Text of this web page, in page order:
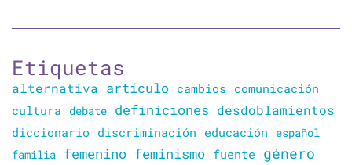
Etiquetas
alternativa artículo cambios comunicación
cultura debate definiciones desdoblamientos
diccionario discriminación educación
español
familia femenino feminismo fuente
género